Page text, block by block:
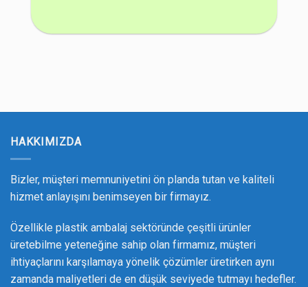
HAKKIMIZDA
Bizler, müşteri memnuniyetini ön planda tutan ve kaliteli
hizmet anlayışını benimseyen bir firmayız.
Özellikle plastik ambalaj sektöründe çeşitli ürünler
üretebilme yeteneğine sahip olan firmamız, müşteri
ihtiyaçlarını karşılamaya yönelik çözümler üretirken aynı
zamanda maliyetleri de en düşük seviyede tutmayı hedefler.